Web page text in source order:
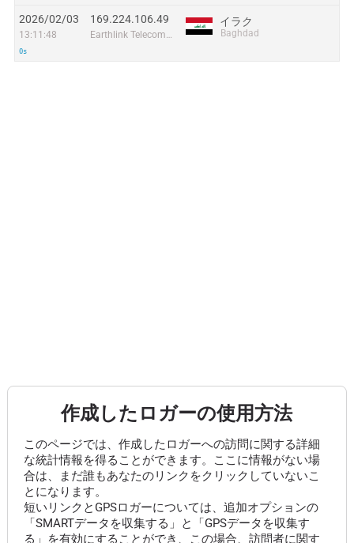
2026/02/03
13:11:48
0s
169.224.106.49
Earthlink Telecommunications Equipment Trading & Services DMCC
イラク
Baghdad
作成したロガーの使用方法
このページでは、作成したロガーへの訪問に関する詳細
な統計情報を得ることができます。ここに情報がない場
合は、まだ誰もあなたのリンクをクリックしていないこ
とになります。
短いリンクとGPSロガーについては、追加オプションの
「SMARTデータを収集する」と「GPSデータを収集す
る」を有効にすることができ、この場合、訪問者に関す